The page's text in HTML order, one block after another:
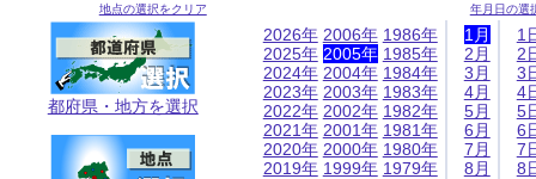
地点の選択をクリア
都府県・地方を選択
年月日の選
2026年
2025年
2024年
2023年
2022年
2021年
2020年
2019年
2006年
2005年
2004年
2003年
2002年
2001年
2000年
1999年
1986年
1985年
1984年
1983年
1982年
1981年
1980年
1979年
1月
2月
3月
4月
5月
6月
7月
8月
1
2
3
4
5
6
7
8